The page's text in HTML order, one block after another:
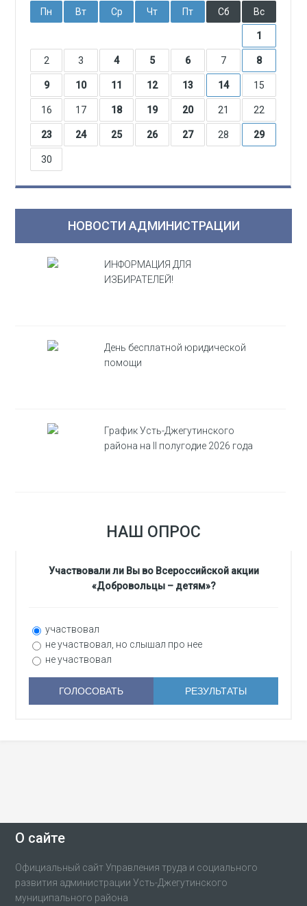
Пн Вт Ср Чт Пт Сб Вс
1
2 3 4 5 6 7 8
9 10 11 12 13 14 15
16 17 18 19 20 21 22
23 24 25 26 27 28 29
30
НОВОСТИ АДМИНИСТРАЦИИ
ИНФОРМАЦИЯ ДЛЯ
ИЗБИРАТЕЛЕЙ!
День бесплатной юридической
помощи
График Усть-Джегутинского
района на II полугодие 2026 года
НАШ ОПРОС
Участвовали ли Вы во Всероссийской акции
«Добровольцы – детям»?
участвовал
не участвовал, но слышал про нее
не участвовал
О сайте
Официальный сайт Управления труда и социального
развития администрации Усть-Джегутинского
муниципального района